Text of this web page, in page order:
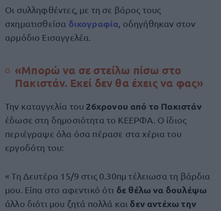
Οι συλληφθέντες, με τη σε βάρος τους
σχηματισθείσα δικογραφία , οδηγήθηκαν στον
αρμόδιο Εισαγγελέα.
«Μπορώ να σε στείλω πίσω στο
Πακιστάν. Εκεί δεν θα έχεις να φας»
Την καταγγελία του 26χρονου από το Πακιστάν
έδωσε στη δημοσιότητα το ΚΕΕΡΦΑ. Ο ίδιος
περιέγραψε όλα όσα πέρασε στα χέρια του
εργοδότη του:
« Τη Δευτέρα 15/9 στις 0.30πμ τέλειωσα τη βάρδια
μου. Είπα στο αφεντικό ότι δε θέλω να δουλέψω
άλλο διότι μου ζητά πολλά και δεν αντέχω την